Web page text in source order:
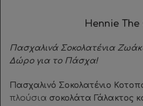
Hennie The
Πασχαλινά Σοκολατένια
Δώρο για το Πάσχα!
Πασχαλινό Σοκολατένιο
πλούσια σοκολάτα Γάλακτος